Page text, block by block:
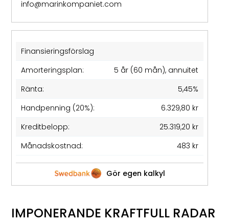
info@marinkompaniet.com
Finansieringsförslag
Amorteringsplan:
5 år (60 mån), annuitet
Ränta:
5,45%
Handpenning (20%):
6.329,80 kr
Kreditbelopp:
25.319,20 kr
Månadskostnad:
483 kr
Gör egen kalkyl
IMPONERANDE KRAFTFULL RADAR